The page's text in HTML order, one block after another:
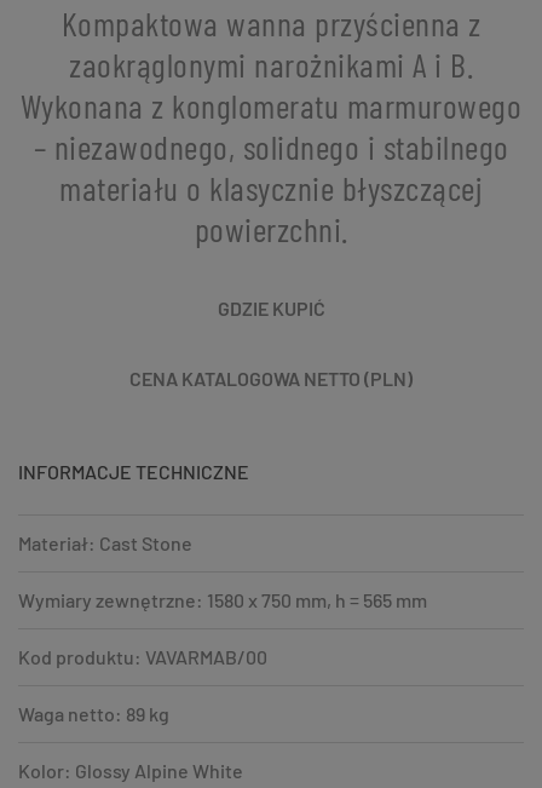
Kompaktowa wanna przyścienna z
zaokrąglonymi narożnikami A i B.
Wykonana z konglomeratu marmurowego
– niezawodnego, solidnego i stabilnego
materiału o klasycznie błyszczącej
powierzchni.
GDZIE KUPIĆ
CENA KATALOGOWA NETTO (PLN)
INFORMACJE TECHNICZNE
Materiał: Cast Stone
Wymiary zewnętrzne: 1580 x 750 mm, h = 565 mm
Kod produktu: VAVARMAB/00
Waga netto: 89 kg
Kolor: Glossy Alpine White